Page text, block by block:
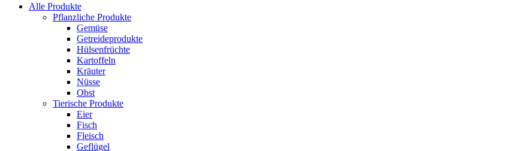
Alle Produkte
Pflanzliche Produkte
Gemüse
Getreideprodukte
Hülsenfrüchte
Kartoffeln
Kräuter
Nüsse
Obst
Tierische Produkte
Eier
Fisch
Fleisch
Geflügel